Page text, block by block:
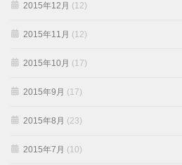
2015年12月 (12)
2015年11月 (12)
2015年10月 (17)
2015年9月 (17)
2015年8月 (23)
2015年7月 (10)